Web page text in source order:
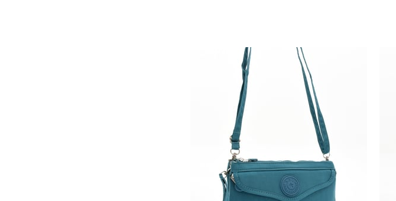
Fırsat Ürünü